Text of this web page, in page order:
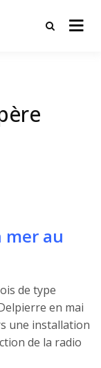
en Hauts
mer au
de type
en mai
une installation
de la radio